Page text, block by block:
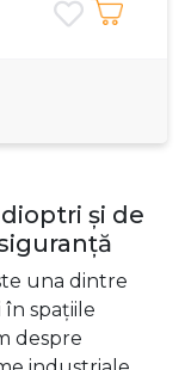
și de
una dintre
în spațiile
despre